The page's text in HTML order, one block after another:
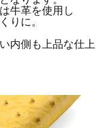
牛革を使用し
りに。
内側も上品な仕上